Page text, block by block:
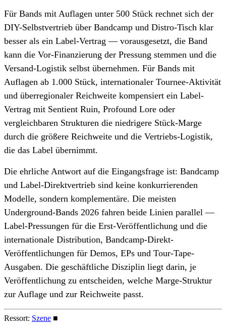
Für Bands mit Auflagen unter 500 Stück rechnet sich der
DIY-Selbstvertrieb über Bandcamp und Distro-Tisch klar
besser als ein Label-Vertrag — vorausgesetzt, die Band
kann die Vor-Finanzierung der Pressung stemmen und die
Versand-Logistik selbst übernehmen. Für Bands mit
Auflagen ab 1.000 Stück, internationaler Tournee-Aktivität
und überregionaler Reichweite kompensiert ein Label-
Vertrag mit Sentient Ruin, Profound Lore oder
vergleichbaren Strukturen die niedrigere Stück-Marge
durch die größere Reichweite und die Vertriebs-Logistik,
die das Label übernimmt.
Die ehrliche Antwort auf die Eingangsfrage ist: Bandcamp
und Label-Direktvertrieb sind keine konkurrierenden
Modelle, sondern komplementäre. Die meisten
Underground-Bands 2026 fahren beide Linien parallel —
Label-Pressungen für die Erst-Veröffentlichung und die
internationale Distribution, Bandcamp-Direkt-
Veröffentlichungen für Demos, EPs und Tour-Tape-
Ausgaben. Die geschäftliche Disziplin liegt darin, je
Veröffentlichung zu entscheiden, welche Marge-Struktur
zur Auflage und zur Reichweite passt.
Ressort: Szene ■